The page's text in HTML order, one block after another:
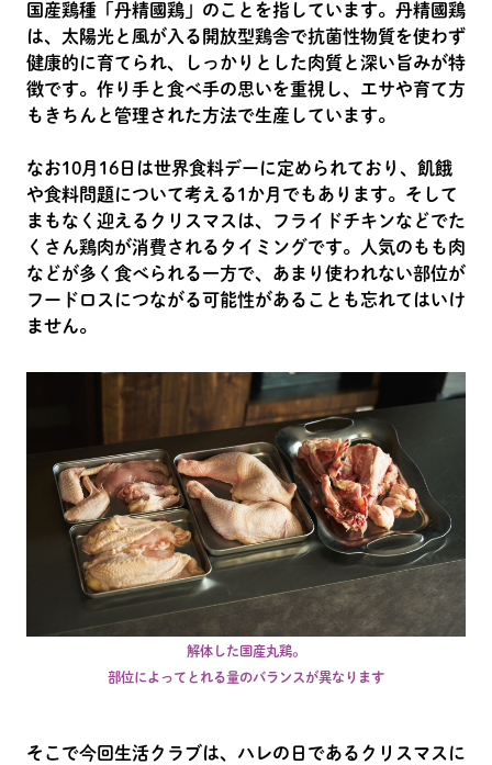
国産鶏種「丹精國鶏」のことを指しています。丹精國鶏
は、太陽光と風が入る開放型鶏舎で抗菌性物質を使わず
健康的に育てられ、しっかりとした肉質と深い旨みが特
徴です。作り手と食べ手の思いを重視し、エサや育て方
もきちんと管理された方法で生産しています。
なお10月16日は世界食料デーに定められており、飢餓
や食料問題について考える1か月でもあります。そして
まもなく迎えるクリスマスは、フライドチキンなどでた
くさん鶏肉が消費されるタイミングです。人気のもも肉
などが多く食べられる一方で、あまり使われない部位が
フードロスにつながる可能性があることも忘れてはいけ
ません。
解体した国産丸鶏。
部位によってとれる量のバランスが異なります
そこで今回生活クラブは、ハレの日であるクリスマスに